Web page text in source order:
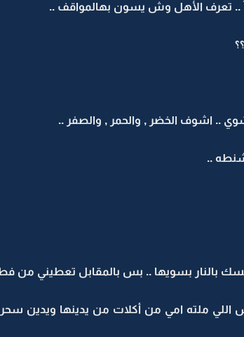
.. تعرف الأهل وش يسون بهالمواقف ..
.. اشوف الخضر , والحمر , والصفر ..
..
بالنار بسويها .. بس بالمقابل تعطيني من
اللي ملته امي من أكلات من يدينها ويدين